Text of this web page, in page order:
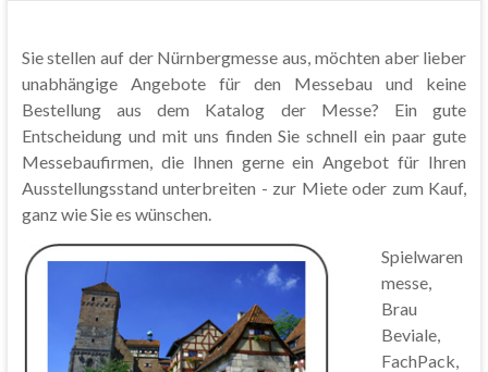
Sie stellen auf der Nürnbergmesse aus, möchten aber lieber
unabhängige Angebote für den Messebau und keine
Bestellung aus dem Katalog der Messe? Ein gute
Entscheidung und mit uns finden Sie schnell ein paar gute
Messebaufirmen, die Ihnen gerne ein Angebot für Ihren
Ausstellungsstand unterbreiten - zur Miete oder zum Kauf,
ganz wie Sie es wünschen.
Spielwaren
messe,
Brau
Beviale,
FachPack,